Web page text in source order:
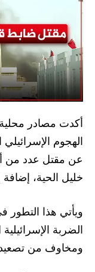
أكدت مصادر
الهجوم
عن مقتل عدد من
خليل الحية،
ويأتي هذا التطور
الضربة
ومخاوف من